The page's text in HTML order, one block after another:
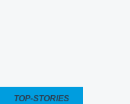
TOP-STORIES